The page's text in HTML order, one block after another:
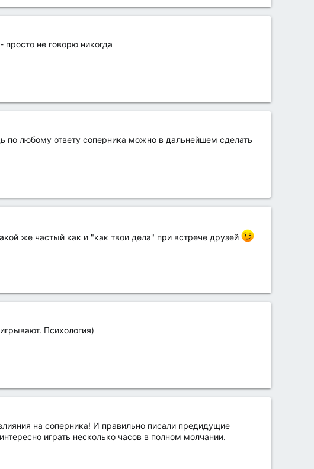
не говорю никогда
по любому ответу соперника можно в дальнейшем сделать
же частый как и "как твои дела" при встрече друзей
Психология)
на соперника! И правильно писали предидущие
играть несколько часов в полном молчании.